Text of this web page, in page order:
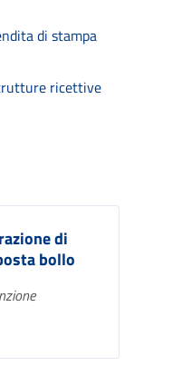
di stampa
ricettive
di
bollo